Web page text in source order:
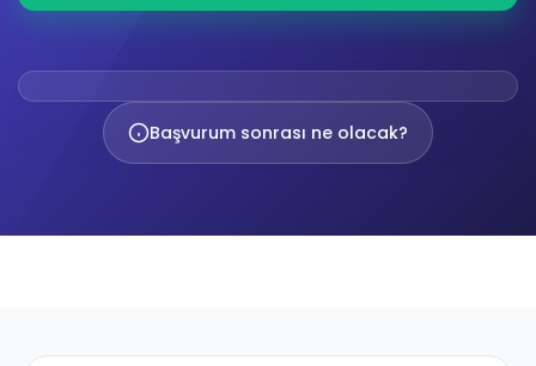
Başvurum sonrası ne olacak?